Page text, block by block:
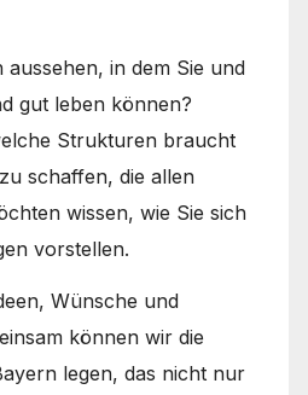
aussehen, in dem Sie und
gut leben können?
Strukturen braucht
schaffen, die allen
wissen, wie Sie sich
vorstellen.
Wünsche und
können wir die
legen, das nicht nur